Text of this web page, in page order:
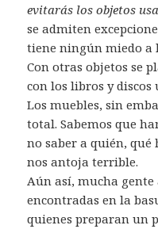
evitarás los objetos
se admiten
tiene ningún miedo a
Con otras objetos se
con los libros y discos
Los muebles, sin
total. Sabemos que
no saber a quién, qué
nos antoja terrible.
Aún así, mucha gente
encontradas en la
quienes preparan un